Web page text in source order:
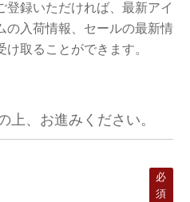
登録いただければ、最新アイ
の入荷情報、セールの最新情
取ることができます。
上、お進みください。
必
須